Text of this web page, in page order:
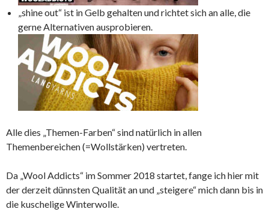
„shine out“ ist in Gelb gehalten und richtet sich an alle, die
gerne Alternativen ausprobieren.
Alle dies „Themen-Farben“ sind natürlich in allen
Themenbereichen (=Wollstärken) vertreten.
Da „Wool Addicts“ im Sommer 2018 startet, fange ich hier mit
der derzeit dünnsten Qualität an und „steigere“ mich dann bis in
die kuschelige Winterwolle.